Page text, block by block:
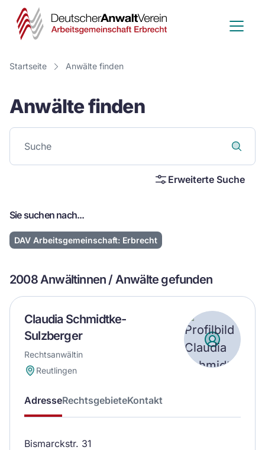
Deutscher
Anwalt
Erbrecht
Startseite Anwälte finden
Anwälte finden
Erweiterte Suche
Sie suchen nach...
DAV Arbeitsgemeinschaft: Erbrecht
2008 Anwältinnen / Anwälte gefunden
Claudia Schmidtke-
Sulzberger
Rechtsanwältin
Reutlingen
AdresseRechtsgebieteKontakt
Bismarckstr. 31